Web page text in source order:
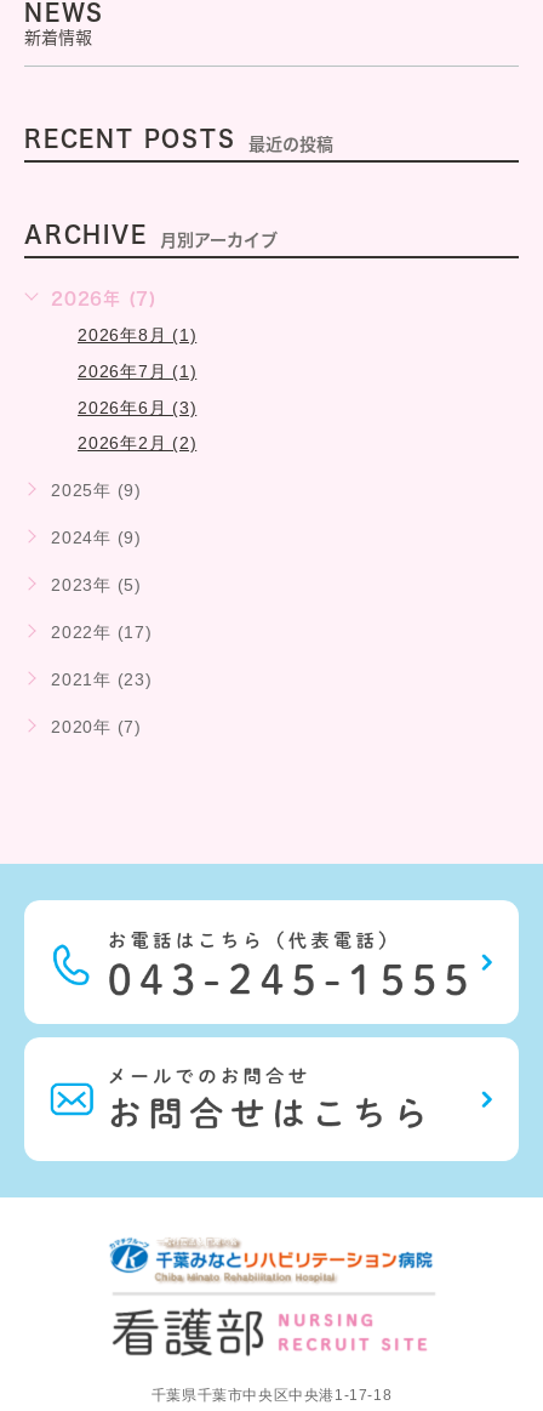
NEWS
新着情報
RECENT POSTS 最近の投稿
ARCHIVE 月別アーカイブ
2026年 (7)
2026年8月 (1)
2026年7月 (1)
2026年6月 (3)
2026年2月 (2)
2025年 (9)
2024年 (9)
2023年 (5)
2022年 (17)
2021年 (23)
2020年 (7)
千葉県千葉市中央区中央港1-17-18